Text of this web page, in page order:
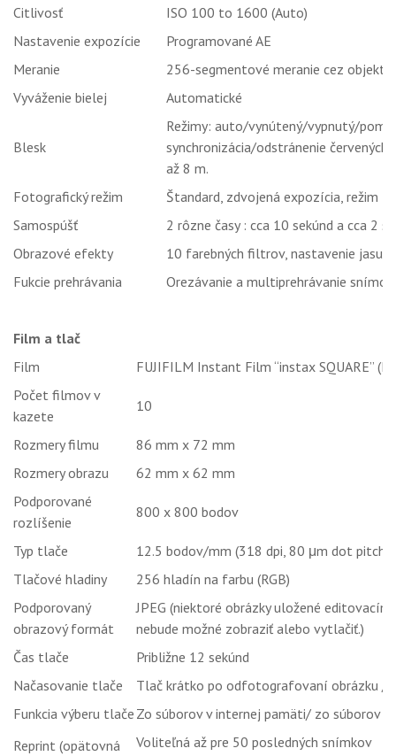
Citlivosť
ISO 100 to 1600 (Auto)
Nastavenie expozície
Programované AE
Meranie
256-segmentové meranie cez
Vyváženie bielej
Automatické
Blesk
Režimy: auto/vynútený/vypnutý/
synchronizácia/odstránenie červených
až 8 m.
Fotografický režim
Štandard, zdvojená expozícia, režim
Samospúšť
2 rôzne časy : cca 10 sekúnd a cca 2
Obrazové efekty
10 farebných filtrov, nastavenie jasu
Fukcie prehrávania
Orezávanie a multiprehrávanie snímok
Film a tlač
Film
FUJIFILM Instant Film “instax SQUARE”
Počet filmov v
kazete
10
Rozmery filmu
86 mm x 72 mm
Rozmery obrazu
62 mm x 62 mm
Podporované
rozlíšenie
800 x 800 bodov
Typ tlače
12.5 bodov/mm (318 dpi, 80 μm dot pitch)
Tlačové hladiny
256 hladín na farbu (RGB)
Podporovaný
obrazový formát
JPEG (niektoré obrázky uložené
nebude možné zobraziť alebo vytlačiť.)
Čas tlače
Približne 12 sekúnd
Načasovanie tlače
Tlač krátko po odfotografovaní obrázku /
Funkcia výberu tlače Zo súborov v internej pamäti/ zo súborov
Reprint (opätovná
Voliteľná až pre 50 posledných snímkov